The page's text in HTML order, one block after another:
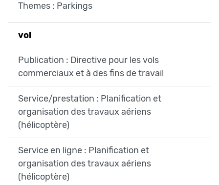
Themes : Parkings
vol
Publication : Directive pour les vols
commerciaux et à des fins de travail
Service/prestation : Planification et
organisation des travaux aériens
(hélicoptère)
Service en ligne : Planification et
organisation des travaux aériens
(hélicoptère)